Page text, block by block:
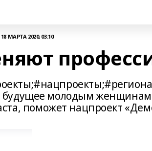
18 МАРТА 2020, 03:10
будущее молодым
поможет нацпроект